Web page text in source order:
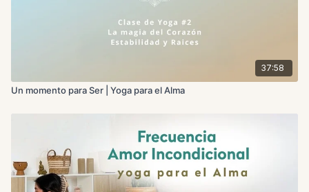
37:58
Un momento para Ser | Yoga para el Alma